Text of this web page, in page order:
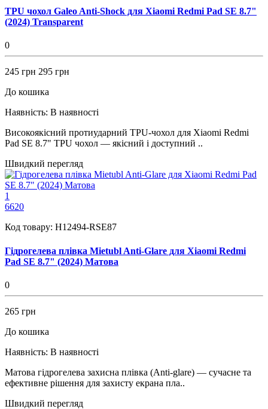
TPU чохол Galeo Anti-Shock для Xiaomi Redmi Pad SE 8.7"
(2024) Transparent
0
245 грн 295 грн
До кошика
Наявність: В наявності
Високоякісний протиударний TPU-чохол для Xiaomi Redmi
Pad SE 8.7" TPU чохол — якісний і доступний ..
Швидкий перегляд
1
6620
Код товару: H12494-RSE87
Гідрогелева плівка Mietubl Anti-Glare для Xiaomi Redmi
Pad SE 8.7" (2024) Матова
0
265 грн
До кошика
Наявність: В наявності
Матовa гідрогелева захисна плівка (Anti-glare) — сучасне та
ефективне рішення для захисту екрана пла..
Швидкий перегляд